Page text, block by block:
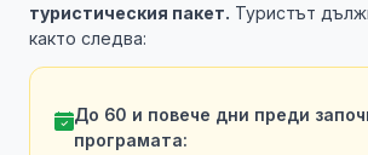
туристическия пакет. Туристът
както следва:
До 60 и повече дни преди
програмата: